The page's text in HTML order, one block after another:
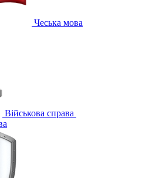
Чеська мова
Військова справа